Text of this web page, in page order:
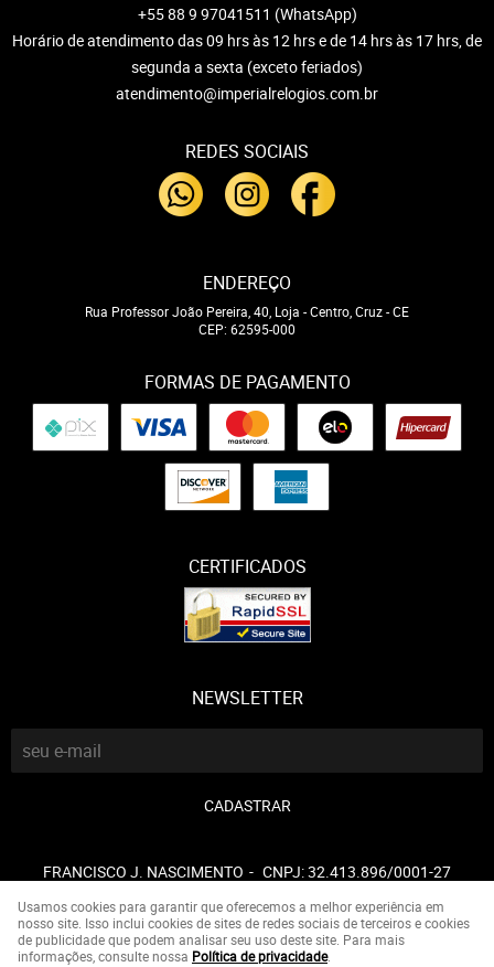
+55 88 9 97041511 (WhatsApp)
Horário de atendimento das 09 hrs às 12 hrs e de 14 hrs às 17 hrs, de
segunda a sexta (exceto feriados)
atendimento@imperialrelogios.com.br
REDES SOCIAIS
ENDEREÇO
Rua Professor João Pereira, 40, Loja -Centro, Cruz-CE
CEP: 62595-000
FORMAS DE PAGAMENTO
CERTIFICADOS
NEWSLETTER
CADASTRAR
FRANCISCO J. NASCIMENTO CNPJ: 32.413.896/0001-27
LOJA VIRTUAL CRIADA POR
Usamos cookies para garantir que oferecemos a melhor experiência em
nosso site. Isso inclui cookies de sites de redes sociais de terceiros e cookies
de publicidade que podem analisar seu uso deste site. Para mais
informações, consulte nossa Política de privacidade.